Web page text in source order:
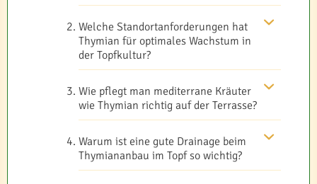
Welche Standortanforderungen hat
Thymian für optimales Wachstum in
der Topfkultur?
Wie pflegt man mediterrane Kräuter
wie Thymian richtig auf der Terrasse?
Warum ist eine gute Drainage beim
Thymiananbau im Topf so wichtig?